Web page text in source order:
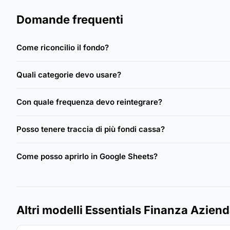
Domande frequenti
Come riconcilio il fondo?
Quali categorie devo usare?
Con quale frequenza devo reintegrare?
Posso tenere traccia di più fondi cassa?
Come posso aprirlo in Google Sheets?
Altri modelli Essentials Finanza